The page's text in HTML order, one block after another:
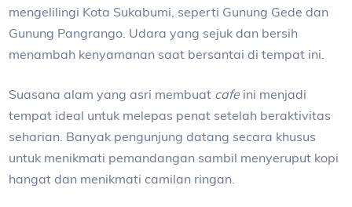
mengelilingi Kota Sukabumi, seperti Gunung Gede dan
Gunung Pangrango. Udara yang sejuk dan bersih
menambah kenyamanan saat bersantai di tempat ini.
Suasana alam yang asri membuat cafeini menjadi
tempat ideal untuk melepas penat setelah beraktivitas
seharian. Banyak pengunjung datang secara khusus
untuk menikmati pemandangan sambil menyeruput kopi
hangat dan menikmati camilan ringan.